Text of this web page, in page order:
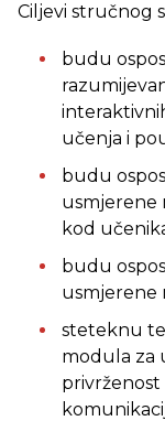
Ciljevi stručnog
budu
učenja i
budu
usmjerene
kod
budu
usmjerene
steteknu
modula za